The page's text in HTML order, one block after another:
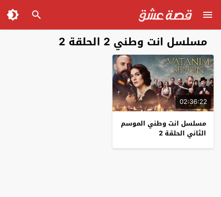
مسلسل انت وطني 2 الحلقة 2
02:36:22
مسلسل انت وطني الموسم
الثاني الحلقة 2